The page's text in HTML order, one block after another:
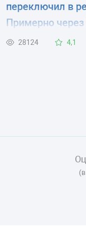
переключил в
Примерно через
красная лампа.
28124 4,1